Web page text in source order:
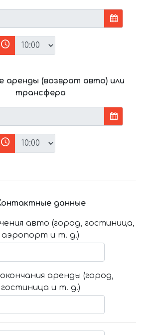
аренды (возврат авто) или
трансфера
данные
авто (город, гостиница,
аэропорт и т. д.)
аренды (город,
гостиница и т. д.)